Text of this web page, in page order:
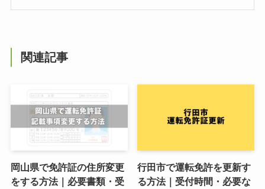
関連記事
岡山県で免許証の住所変更
をする方法｜必要書類・受
行田市で運転免許を更新す
る方法｜受付時間・必要な